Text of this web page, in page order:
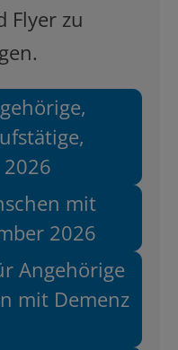
Flyer zu
mit
2026
Angehörige
mit Demenz